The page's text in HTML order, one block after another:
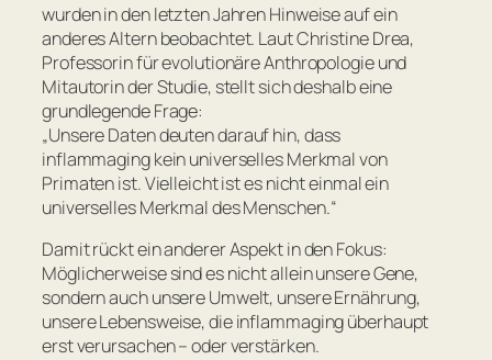
wurden in den letzten Jahren Hinweise auf ein
anderes Altern beobachtet. Laut Christine Drea,
Professorin für evolutionäre Anthropologie und
Mitautorin der Studie, stellt sich deshalb eine
grundlegende Frage:
„Unsere Daten deuten darauf hin, dass
inflammaging kein universelles Merkmal von
Primaten ist. Vielleicht ist es nicht einmal ein
universelles Merkmal des Menschen.“
Damit rückt ein anderer Aspekt in den Fokus:
Möglicherweise sind es nicht allein unsere Gene,
sondern auch unsere Umwelt, unsere Ernährung,
unsere Lebensweise, die inflammaging überhaupt
erst verursachen – oder verstärken.